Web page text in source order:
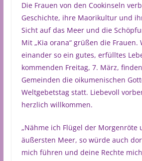
Die Frauen von den Cookinseln
Geschichte, ihre Maorikultur und
Sicht auf das Meer und die
Mit „Kia orana“ grüßen die Frauen.
einander so ein gutes, erfülltes
kommenden Freitag, 7. März,
Gemeinden die oikumenischen
Weltgebetstag statt. Liebevoll
herzlich willkommen.
„Nähme ich Flügel der Morgenröte
äußersten Meer, so würde auch
mich führen und deine Rechte